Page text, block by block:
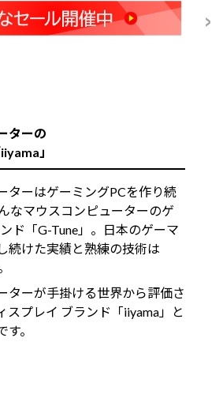
ターの
」
ターはゲーミングPCを作り続
なマウスコンピューターのゲ
ド「G-Tune」。日本のゲーマ
続けた実績と熟練の技術は
ターが手掛ける世界から評価さ
スプレイ ブランド「iiyama」と
。